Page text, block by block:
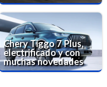
Chery Tiggo 7 Plus,
electrificado y con
muchas novedades